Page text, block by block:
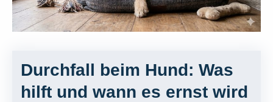
Durchfall beim Hund: Was
hilft und wann es ernst wird